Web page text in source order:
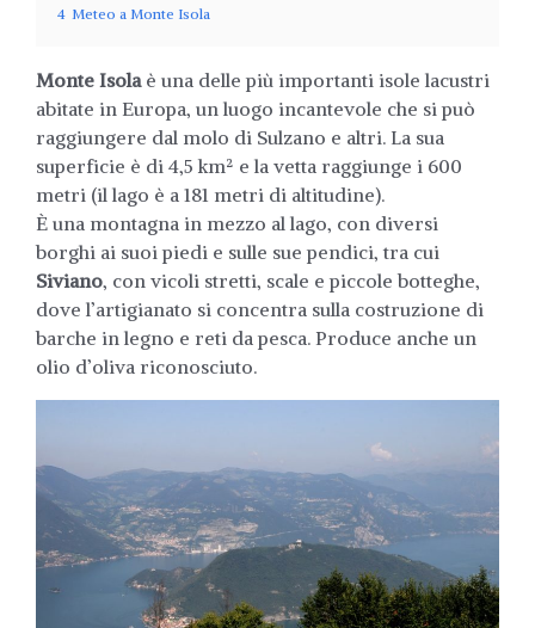
4 Meteo a Monte Isola
Monte Isolaè una delle più importanti isole lacustri
abitate in Europa, un luogo incantevole che si può
raggiungere dal molo di Sulzano e altri. La sua
superficie è di 4,5 km² e la vetta raggiunge i 600
metri (il lago è a 181 metri di altitudine).
È una montagna in mezzo al lago, con diversi
borghi ai suoi piedi e sulle sue pendici, tra cui
Siviano, con vicoli stretti, scale e piccole botteghe,
dove l’artigianato si concentra sulla costruzione di
barche in legno e reti da pesca. Produce anche un
olio d’oliva riconosciuto.